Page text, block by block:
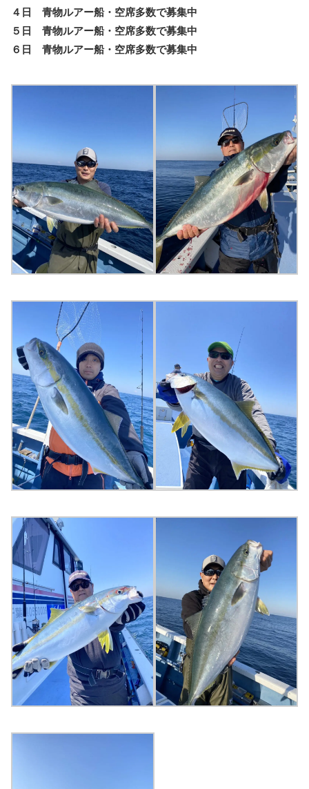
４日 青物ルアー船・空席多数で募集中
５日 青物ルアー船・空席多数で募集中
６日 青物ルアー船・空席多数で募集中